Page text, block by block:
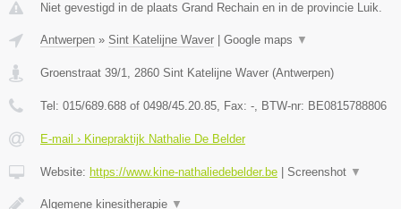
Niet gevestigd in de plaats Grand Rechain en in de provincie Luik.
Antwerpen » Sint Katelijne Waver Google maps ▼
Groenstraat 39/1, 2860 Sint Katelijne Waver (Antwerpen)
Tel: 015/689.688 of 0498/45.20.85, Fax: -, BTW-nr: BE0815788806
E-mail › Kinepraktijk Nathalie De Belder
Website: https://www.kine-nathaliedebelder.be Screenshot ▼
Algemene kinesitherapie ▼